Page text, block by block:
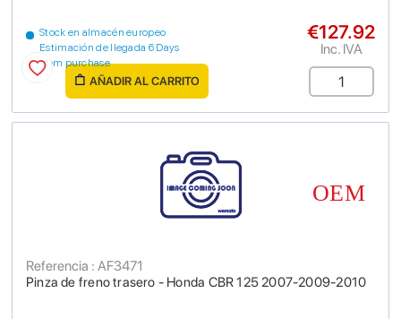
Stock en almacén europeo
Estimación de llegada 6 Days
from purchase
€127.92
Inc. IVA
AÑADIR AL CARRITO
Pinza de freno trasero - Honda CBR 125 2007-2009-2010
Referencia : AF3471